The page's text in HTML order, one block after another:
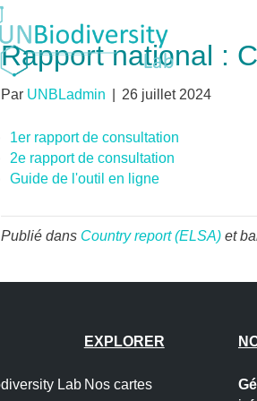
Rapport national :
Par UNBLadmin 26 juillet 2024
1er rapport de consultation
2e rapport de consultation
Guide de l'outil en ligne
Publié dans Country report (ELSA) et
Lab
EXPLORER
Nos cartes